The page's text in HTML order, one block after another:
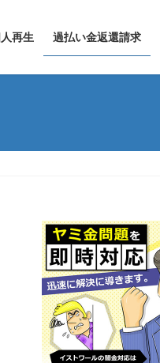
再生 過払い金返還請求